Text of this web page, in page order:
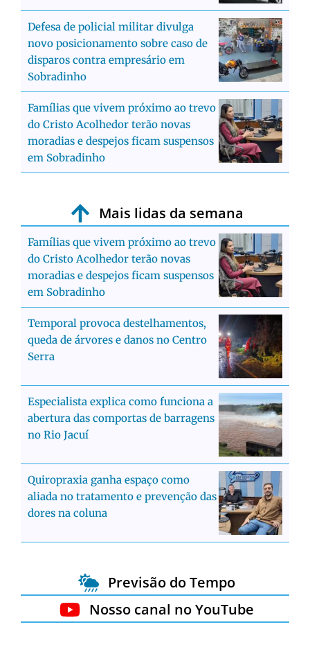
Defesa de policial militar divulga
novo posicionamento sobre caso de
disparos contra empresário em
Sobradinho
Famílias que vivem próximo ao trevo
do Cristo Acolhedor terão novas
moradias e despejos ficam suspensos
em Sobradinho
Mais lidas da semana
Famílias que vivem próximo ao trevo
do Cristo Acolhedor terão novas
moradias e despejos ficam suspensos
em Sobradinho
Temporal provoca destelhamentos,
queda de árvores e danos no Centro
Serra
Especialista explica como funciona a
abertura das comportas de barragens
no Rio Jacuí
Quiropraxia ganha espaço como
aliada no tratamento e prevenção das
dores na coluna
Previsão do Tempo
Nosso canal no YouTube